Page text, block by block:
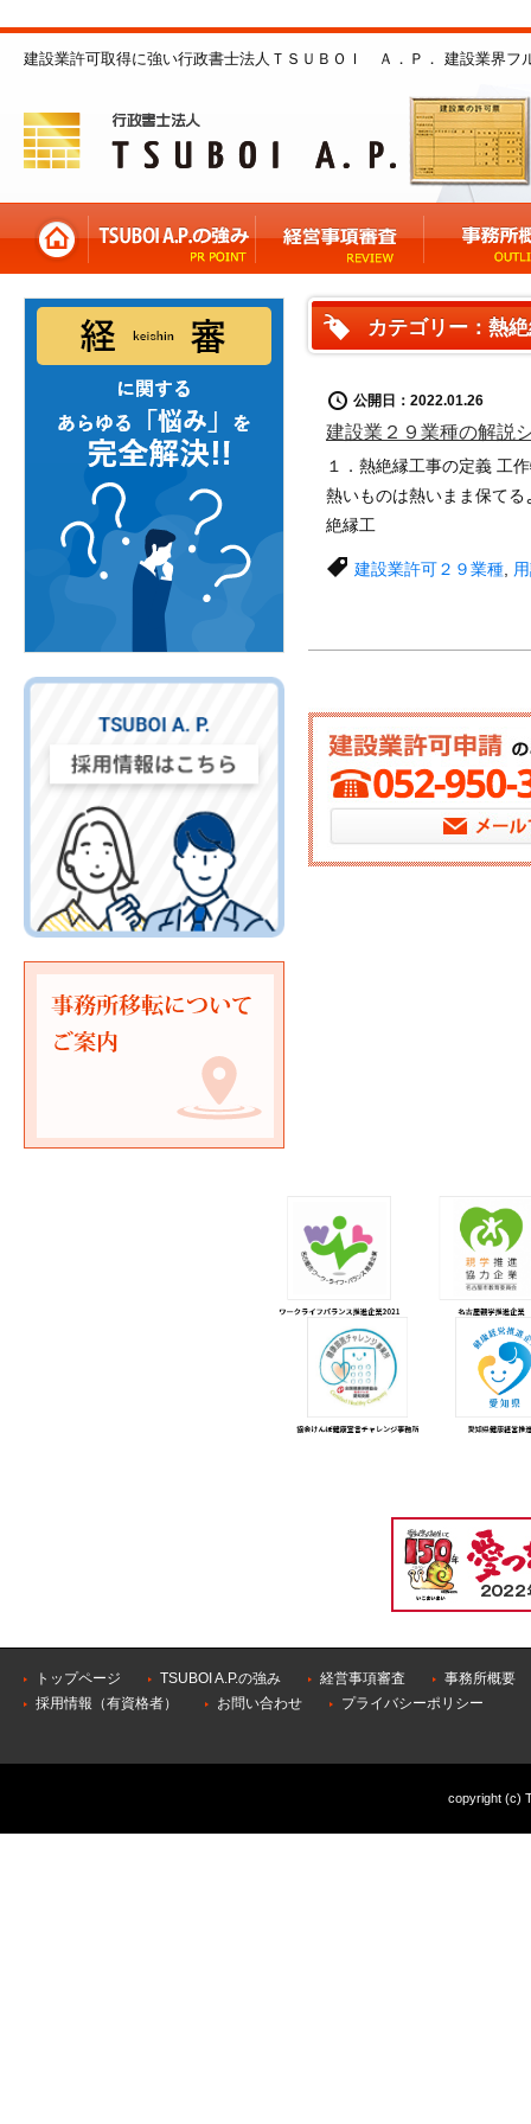
建設業許可取得に強い行政書士法人ＴＳＵＢＯＩ Ａ．Ｐ． 建設業界フ
カテゴリー：熱
公開日：2022.01.26
建設業２９業種の解説
１．熱絶縁工事の定義 工
熱いものは熱いまま保て
絶縁工
建設業許可２９業種
トップページ TSUBOI A.P.の強み 経営事項審査
事務所概要
採用情報（有資格者）
お問い合わせ プライバシーポリシー
copyright (c)